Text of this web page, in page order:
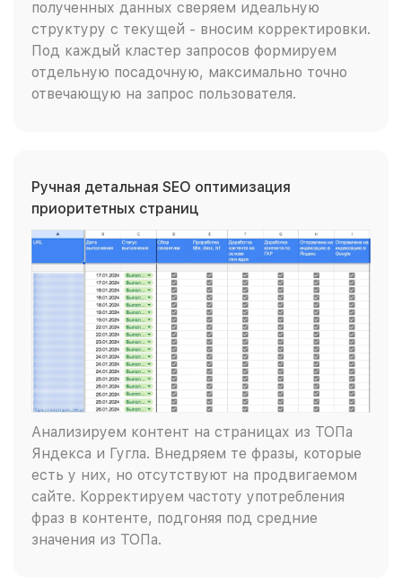
полученных данных сверяем идеальную
структуру с текущей - вносим корректировки.
Под каждый кластер запросов формируем
отдельную посадочную, максимально точно
отвечающую на запрос пользователя.
Ручная детальная SEO оптимизация
приоритетных страниц
Анализируем контент на страницах из ТОПа
Яндекса и Гугла. Внедряем те фразы, которые
есть у них, но отсутствуют на продвигаемом
сайте. Корректируем частоту употребления
фраз в контенте, подгоняя под средние
значения из ТОПа.